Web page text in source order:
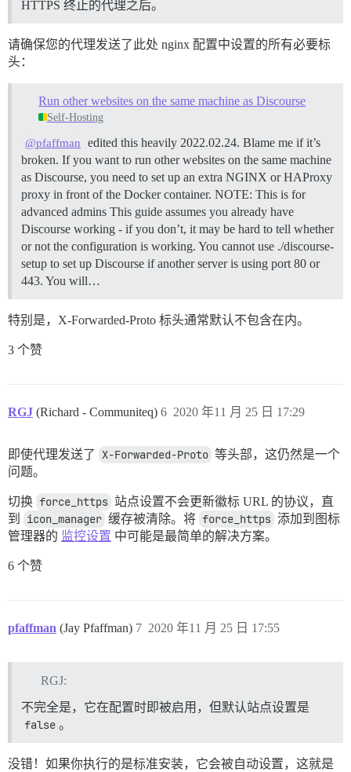
HTTPS 终止的代理之后。
请确保您的代理发送了此处 nginx 配置中设置的所有必要标
头：
Run other websites on the same machine as Discourse
Self-Hosting
@pfaffman
edited this heavily 2022.02.24. Blame me if it’s
broken. If you want to run other websites on the same machine
as Discourse, you need to set up an extra NGINX or HAProxy
proxy in front of the Docker container. NOTE: This is for
advanced admins This guide assumes you already have
Discourse working - if you don’t, it may be hard to tell whether
or not the configuration is working. You cannot use ./discourse-
setup to set up Discourse if another server is using port 80 or
443. You will…
特别是，X-Forwarded-Proto 标头通常默认不包含在内。
3 个赞
RGJ (Richard - Communiteq) 2020 年11 月 25 日 17:29
6
即使代理发送了 X-Forwarded-Proto 等头部，这仍然是一个
问题。
切换 force_https 站点设置不会更新徽标 URL 的协议，直
到
icon_manager 缓存被清除。将 force_https 添加到图标
管理器的 监控设置 中可能是最简单的解决方案。
6 个赞
pfaffman (Jay Pfaffman) 2020 年11 月 25 日 17:55
7
RGJ:
不完全是，它在配置时即被启用，但默认站点设置是
false 。
没错！如果你执行的是标准安装，它会被自动设置，这就是